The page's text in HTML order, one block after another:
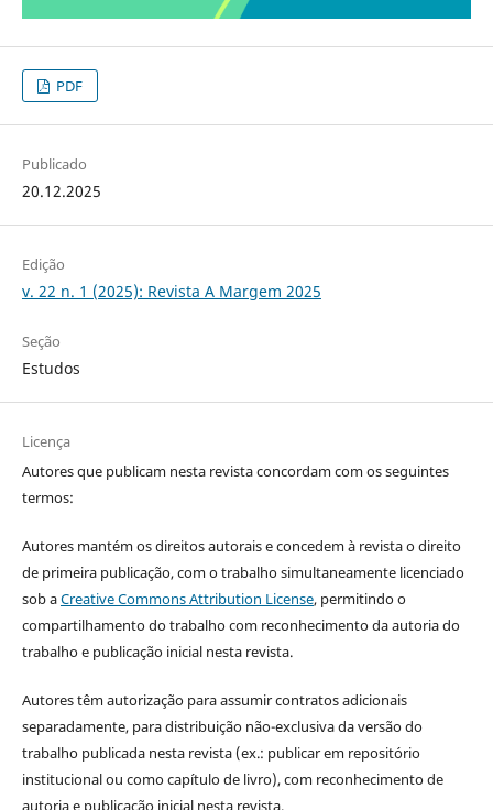
PDF
Publicado
20.12.2025
Edição
v. 22 n. 1 (2025): Revista A Margem 2025
Seção
Estudos
Licença
Autores que publicam nesta revista concordam com os seguintes
termos:
Autores mantém os direitos autorais e concedem à revista o direito
de primeira publicação, com o trabalho simultaneamente licenciado
sob aCreative Commons Attribution License, permitindo o
compartilhamento do trabalho com reconhecimento da autoria do
trabalho e publicação inicial nesta revista.
Autores têm autorização para assumir contratos adicionais
separadamente, para distribuição não-exclusiva da versão do
trabalho publicada nesta revista (ex.: publicar em repositório
institucional ou como capítulo de livro), com reconhecimento de
autoria e publicação inicial nesta revista.